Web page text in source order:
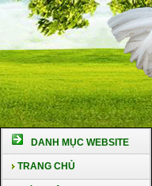
DANH MỤC WEBSITE
TRANG CHỦ